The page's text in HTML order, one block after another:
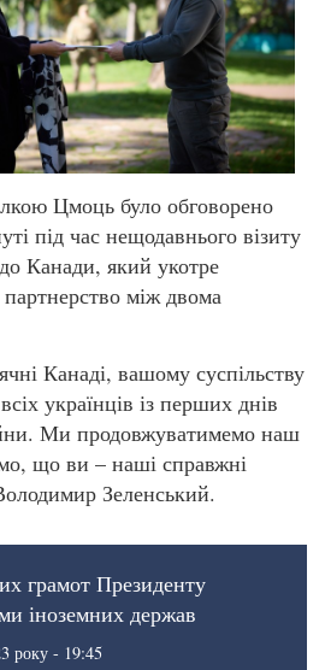
Цмоць було обговорено
під час нещодавнього візиту
Канади, який укотре
між двома
Канаді, вашому суспільству
українців із перших днів
Ми продовжуватимемо наш
що ви – наші справжні
Зеленський.
грамот Президенту
іноземних держав
року - 19:45